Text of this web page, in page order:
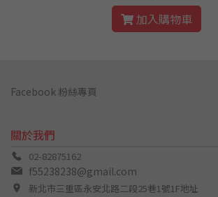
加入購物車
關於我們
02-82875162
f55238238@gmail.com
新北市三重區永安北路二段25巷1號1F地址
Facebook 粉絲專頁